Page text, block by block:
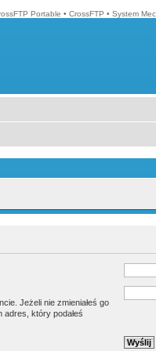
Portable • CrossFTP • System
Jeżeli nie zmieniałeś go
który podałeś